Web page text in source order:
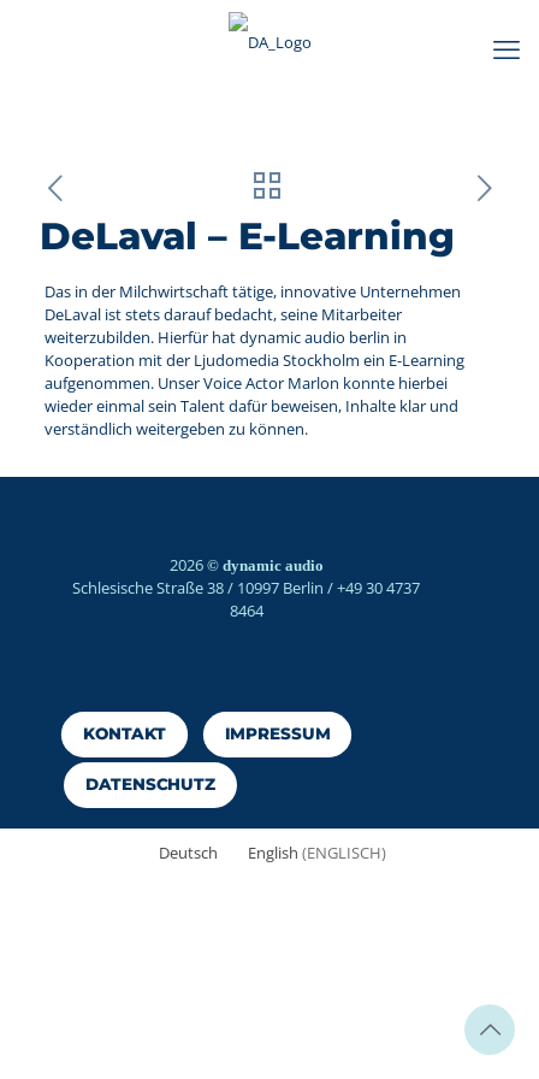
DeLaval – E-Learning
Das in der Milchwirtschaft tätige, innovative Unternehmen
DeLaval ist stets darauf bedacht, seine Mitarbeiter
weiterzubilden. Hierfür hat dynamic audio berlin in
Kooperation mit der Ljudomedia Stockholm ein E-Learning
aufgenommen. Unser Voice Actor Marlon konnte hierbei
wieder einmal sein Talent dafür beweisen, Inhalte klar und
verständlich weitergeben zu können.
2026© dynamic audio
Schlesische Straße 38 / 10997 Berlin / +49 30 4737
8464
KONTAKT IMPRESSUM
DATENSCHUTZ
Deutsch English (ENGLISCH)